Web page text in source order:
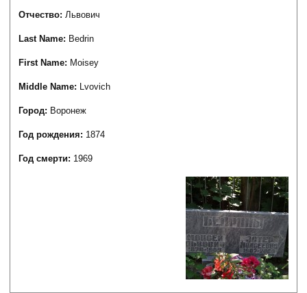
Отчество:Львович
Last Name: Bedrin
First Name: Moisey
Middle Name: Lvovich
Город: Воронеж
Год рождения: 1874
Год смерти: 1969